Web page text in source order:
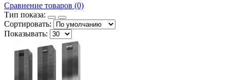
Сравнение товаров (0)
Тип показа:
Сортировать:
Показывать: